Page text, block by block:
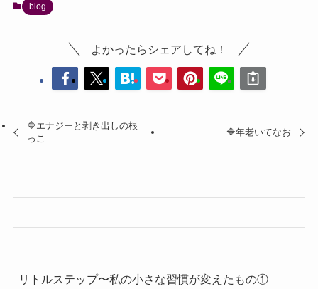
blog
よかったらシェアしてね！
🔷エナジーと剥き出しの根
っこ
🔷年老いてなお
リトルステップ〜私の小さな習慣が変えたもの①